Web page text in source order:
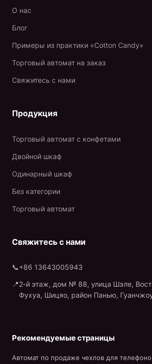
О нас
Блог
Примеры из практики «Cotton Candy»
Торговый автомат на заказ
Свяжитесь с нами
Продукция
Торговый автомат с конфетами
Двойной шкаф
Одинарный шкаф
Без категории
Торговый автомат
Свяжитесь с нами
📞+86 13643005943
📍2-й этаж, дом № 88, улица Шэле,
Фухуа, Шицяо, район Панью,
Рекомендуемые страницы
Автомат по продаже чехлов для